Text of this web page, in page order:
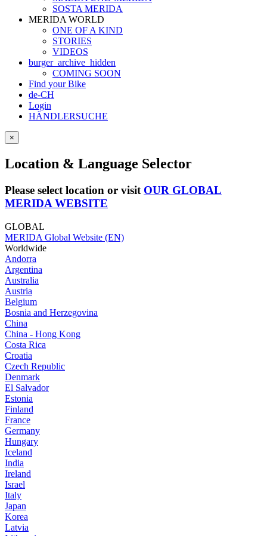
SOSTA MERIDA
MERIDA WORLD
ONE OF A KIND
STORIES
VIDEOS
burger_archive_hidden
COMING SOON
Find your Bike
de-CH
Login
HÄNDLERSUCHE
×
Location & Language Selector
Please select location or visit OUR GLOBAL
MERIDA WEBSITE
GLOBAL
MERIDA Global Website (EN)
Worldwide
Andorra
Argentina
Australia
Austria
Belgium
Bosnia and Herzegovina
China
China - Hong Kong
Costa Rica
Croatia
Czech Republic
Denmark
El Salvador
Estonia
Finland
France
Germany
Hungary
Iceland
India
Ireland
Israel
Italy
Japan
Korea
Latvia